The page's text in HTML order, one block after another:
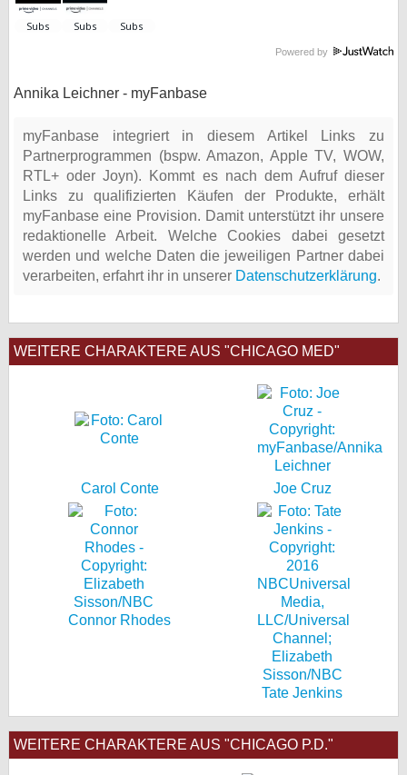
Powered by
Annika Leichner - myFanbase
myFanbase integriert in diesem Artikel Links zu
Partnerprogrammen (bspw. Amazon, Apple TV, WOW,
RTL+ oder Joyn). Kommt es nach dem Aufruf dieser
Links zu qualifizierten Käufen der Produkte, erhält
myFanbase eine Provision. Damit unterstützt ihr unsere
redaktionelle Arbeit. Welche Cookies dabei gesetzt
werden und welche Daten die jeweiligen Partner dabei
verarbeiten, erfahrt ihr in unserer Datenschutzerklärung.
WEITERE CHARAKTERE AUS "CHICAGO MED"
Carol Conte Joe Cruz
Connor Rhodes
Tate Jenkins
WEITERE CHARAKTERE AUS "CHICAGO P.D."